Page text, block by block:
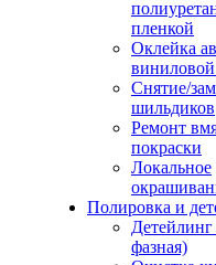
пленкой
Оклейка
Снятие/
шильдиков
Ремонт
покраски
Локальное
Полировка и
фазная)